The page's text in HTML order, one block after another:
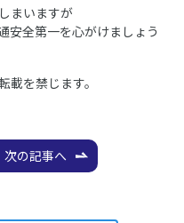
まいますが
安全第一を心がけましょう
を禁じます。
次の記事へ